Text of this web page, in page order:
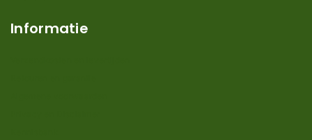
Informatie